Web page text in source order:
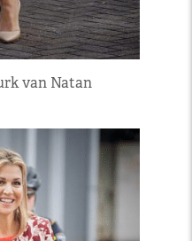
van Natan